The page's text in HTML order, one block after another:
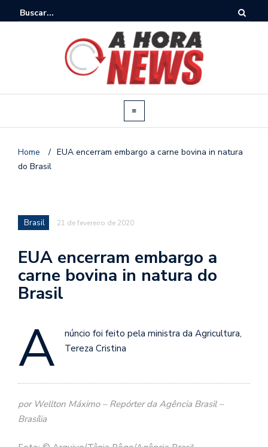
Home / EUA encerram embargo a carne bovina in natura
do Brasil
Brasil 21 de fevereiro de 2020
EUA encerram embargo a
carne bovina in natura do
Brasil
A
núncio foi feito pela ministra da Agricultura,
Tereza Cristina
por Wellton Máximo – Repórter da Agência Brasil –
Brasília